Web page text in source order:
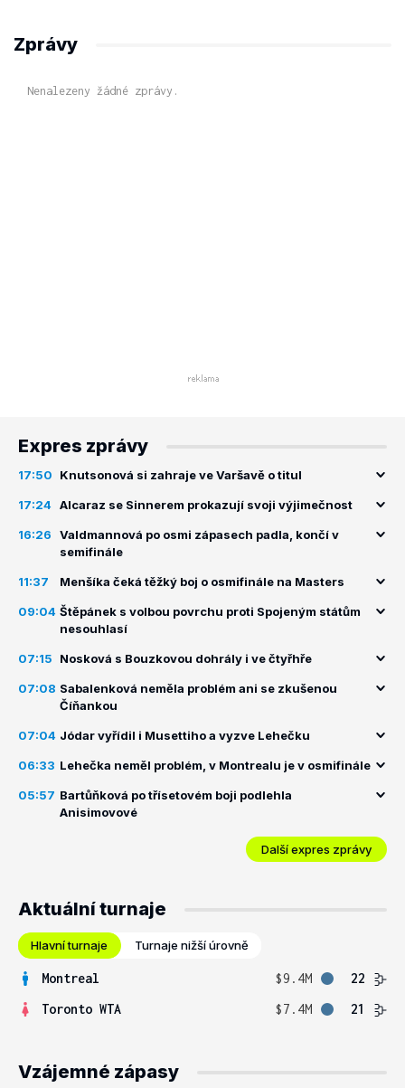
Zprávy
Nenalezeny žádné zprávy.
Expres zprávy
17:50 Knutsonová si zahraje ve Varšavě o titul
17:24 Alcaraz se Sinnerem prokazují svoji výjimečnost
16:26
Valdmannová po osmi zápasech padla, končí v
semifinále
11:37 Menšíka čeká těžký boj o osmifinále na Masters
09:04 Štěpánek s volbou povrchu proti Spojeným státům
nesouhlasí
07:15 Nosková s Bouzkovou dohrály i ve čtyřhře
07:08 Sabalenková neměla problém ani se zkušenou
Číňankou
07:04 Jódar vyřídil i Musettiho a vyzve Lehečku
06:33 Lehečka neměl problém, v Montrealu je v osmifinále
05:57 Bartůňková po třísetovém boji podlehla
Anisimovové
Další expres zprávy
Aktuální turnaje
Hlavní turnaje Turnaje nižší úrovně
Montreal $9.4M
22
Toronto WTA
$7.4M 21
Vzájemné zápasy